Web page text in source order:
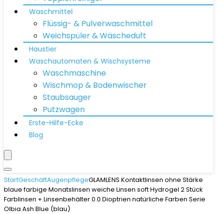
Waschmittel
Flüssig- & Pulverwaschmittel
Weichspüler & Wäscheduft
Haustier
Waschautomaten & Wischsysteme
Waschmaschine
Wischmop & Bodenwischer
Staubsauger
Putzwagen
Erste-Hilfe-Ecke
Blog
StartGeschäftAugenpflegeGLAMLENS Kontaktlinsen ohne Stärke
blaue farbige Monatslinsen weiche Linsen soft Hydrogel 2 Stück
Farblinsen + Linsenbehälter 0.0 Dioptrien natürliche Farben Serie
Olbia Ash Blue (blau)